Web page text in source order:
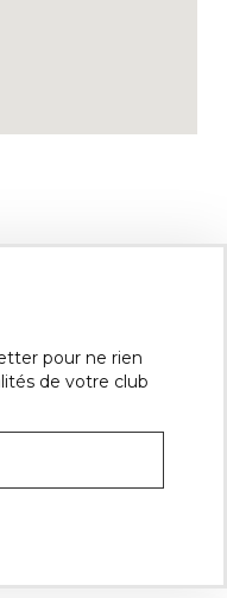
pour ne rien
de votre club